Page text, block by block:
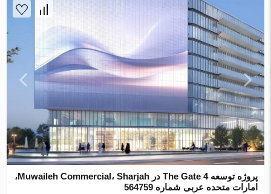
پروژه توسعه The Gate 4 در Muwaileh Commercial، Sharjah،
امارات متحده عربی شماره 564759